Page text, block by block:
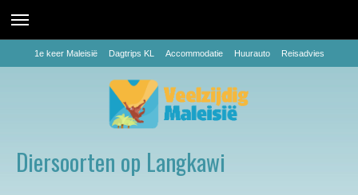
1e keer Maleisië Dagtrips KL Accommodatie Huurauto Reisadvies
Diersoorten op Langkawi